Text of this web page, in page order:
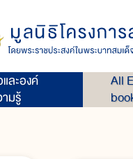
ละองค์
มรู้
All